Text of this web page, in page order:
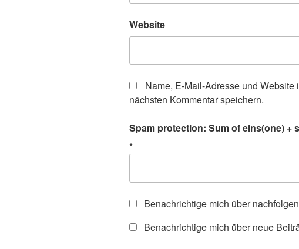
Website
Name, E-Mail-Adresse und
nächsten Kommentar speichern.
Spam protection: Sum of eins(one) +
*
Benachrichtige mich über
Benachrichtige mich über neue